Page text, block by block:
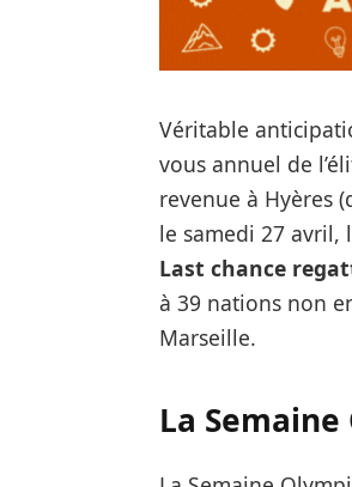
Véritable
vous annuel de
revenue à Hyères
le samedi 27 avril,
Last chance
à 39 nations non
Marseille.
La